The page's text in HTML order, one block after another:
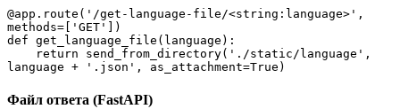
@app.route('/get-language-file/<string:language>',
methods=['GET'])
def get_language_file(language):
language + '.json', as_attachment=True)
Файл ответа (FastAPI)